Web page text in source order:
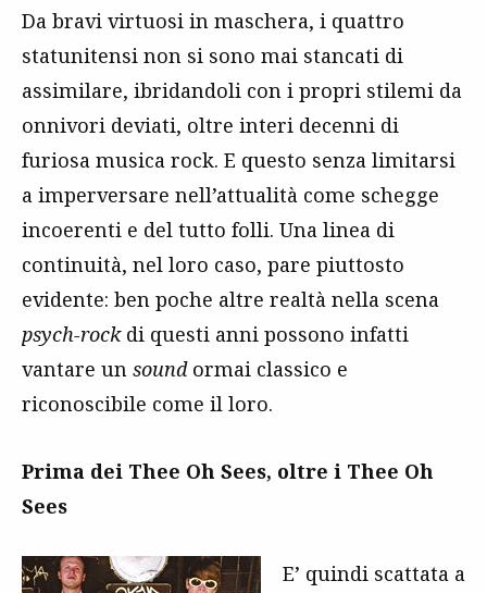
Da bravi virtuosi in maschera, i quattro
statunitensi non si sono mai stancati di
assimilare, ibridandoli con i propri stilemi da
onnivori deviati, oltre interi decenni di
furiosa musica rock. E questo senza limitarsi
a imperversare nell’attualità come schegge
incoerenti e del tutto folli. Una linea di
continuità, nel loro caso, pare piuttosto
evidente: ben poche altre realtà nella scena
psych-rockdi questi anni possono infatti
vantare un soundormai classico e
riconoscibile come il loro.
Prima dei Thee Oh Sees, oltre i Thee Oh
Sees
E’ quindi scattata a